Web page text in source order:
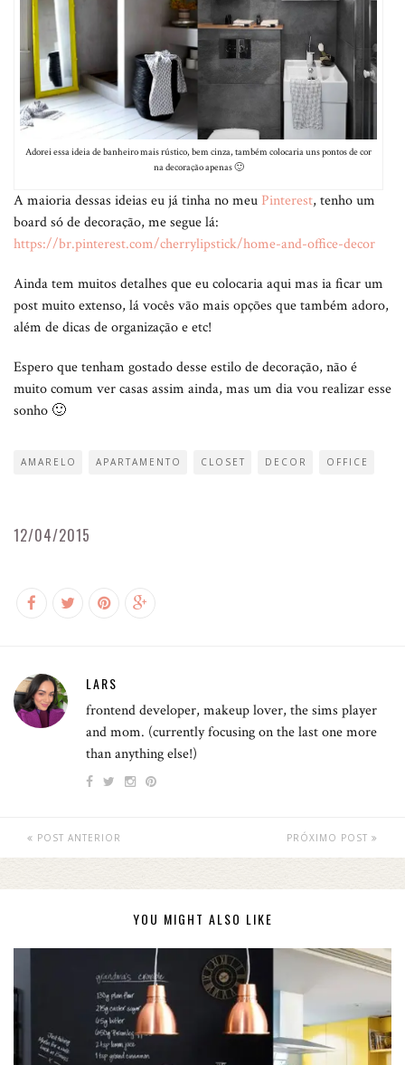
Adorei essa ideia de banheiro mais rústico, bem cinza, também colocaria uns pontos de cor
na decoração apenas 🙂
A maioria dessas ideias eu já tinha no meu Pinterest, tenho um
board só de decoração, me segue lá:
https://br.pinterest.com/cherrylipstick/home-and-office-decor
Ainda tem muitos detalhes que eu colocaria aqui mas ia ficar um
post muito extenso, lá vocês vão mais opções que também adoro,
além de dicas de organização e etc!
Espero que tenham gostado desse estilo de decoração, não é
muito comum ver casas assim ainda, mas um dia vou realizar esse
sonho 🙂
AMARELO APARTAMENTO CLOSET DECOR OFFICE
12/04/2015
LARS
frontend developer, makeup lover, the sims player
and mom. (currently focusing on the last one more
than anything else!)
POST ANTERIOR PRÓXIMO POST
YOU MIGHT ALSO LIKE